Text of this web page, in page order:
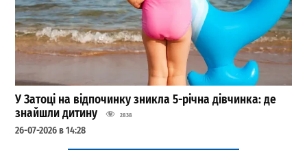
У Затоці на відпочинку зникла 5-річна дівчинка: де
знайшли дитину
2838
26-07-2026 в 14:28